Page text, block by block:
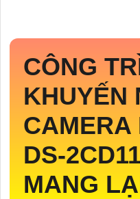
CÔNG
KHUYẾN
CAMERA
DS-
MANG